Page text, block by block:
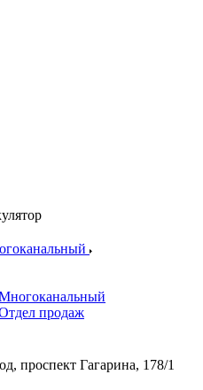
продаж
проспект Гагарина, 178/1